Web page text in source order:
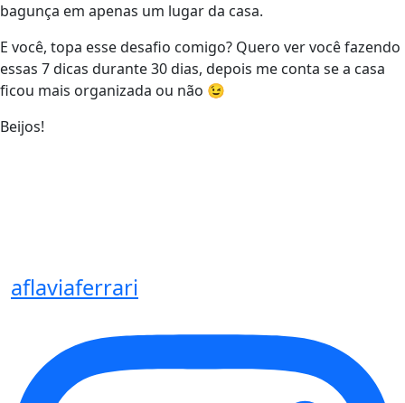
bagunça em apenas um lugar da casa.
E você, topa esse desafio comigo? Quero ver você fazendo
essas 7 dicas durante 30 dias, depois me conta se a casa
ficou mais organizada ou não 😉
Beijos!
aflaviaferrari